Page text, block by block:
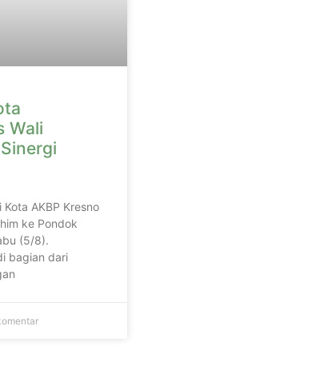
Wali
AKBP Kresno
ke Pondok
(5/8).
bagian dari